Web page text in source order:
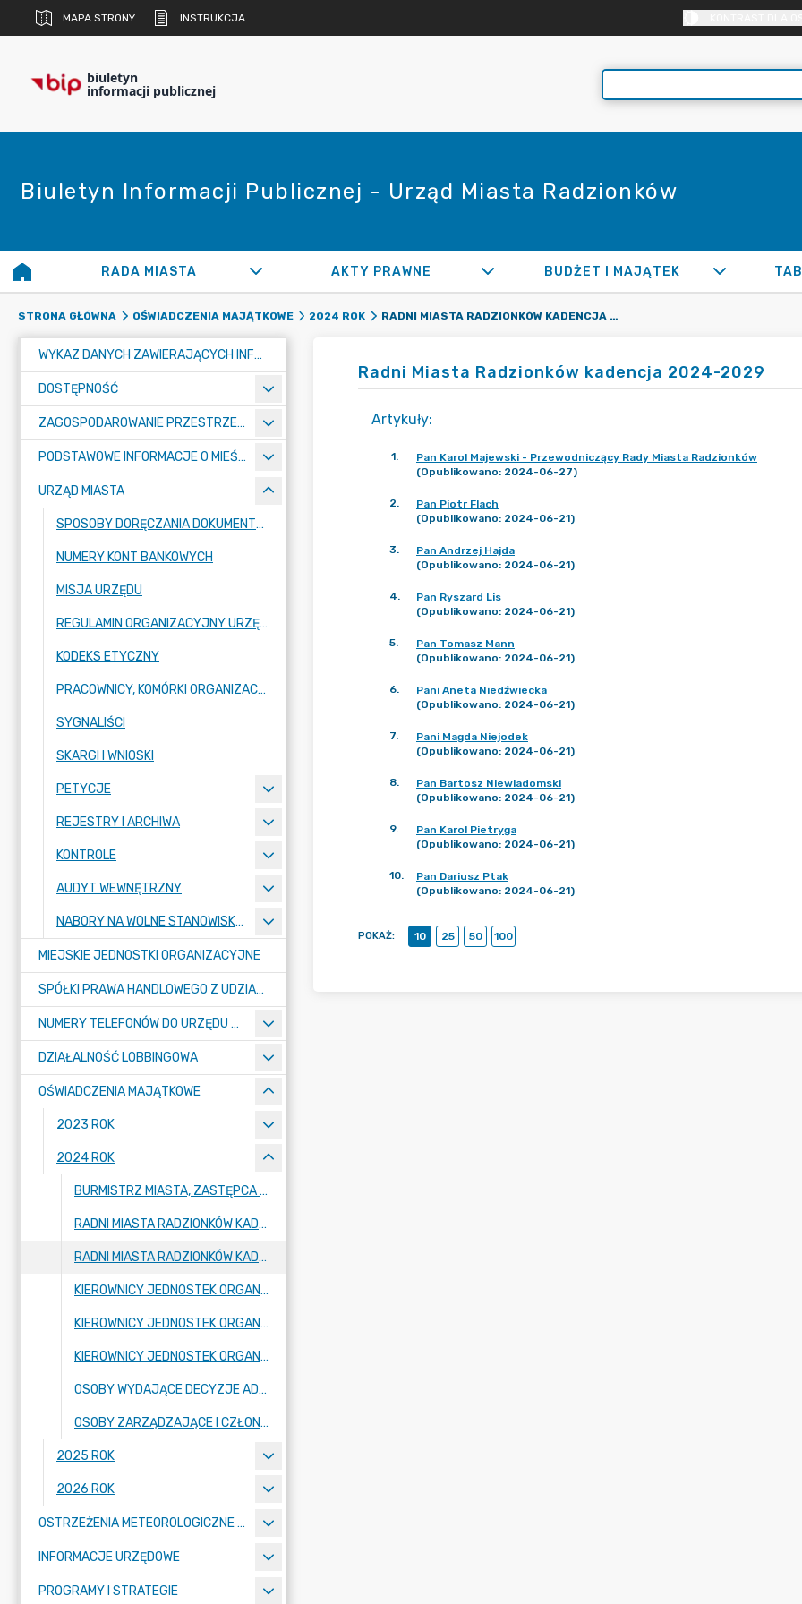
MAPA STRONY INSTRUKCJA
biuletyn
informacji publicznej
Biuletyn Informacji Publicznej - Urząd Miasta Radzionków
RADA MIASTA AKTY PRAWNE BUDŻET I MAJĄTEK
STRONA GŁÓWNA OŚWIADCZENIA MAJĄTKOWE 2024 ROK RADNI MIASTA RADZIONKÓW KADENCJA 2024-2029
WYKAZ DANYCH ZAWIERAJĄCYCH INFORMACJE O ŚRODOWISKU I JEGO OCHRONIE
DOSTĘPNOŚĆ
ZAGOSPODAROWANIE PRZESTRZENNE
PODSTAWOWE INFORMACJE O MIEŚCIE
URZĄD MIASTA
SPOSOBY DORĘCZANIA DOKUMENTÓW DO URZĘDU MIASTA RADZIONKÓW
NUMERY KONT BANKOWYCH
MISJA URZĘDU
REGULAMIN ORGANIZACYJNY URZĘDU
KODEKS ETYCZNY
PRACOWNICY, KOMÓRKI ORGANIZACYJNE URZĘDU
SYGNALIŚCI
SKARGI I WNIOSKI
PETYCJE
REJESTRY I ARCHIWA
KONTROLE
AUDYT WEWNĘTRZNY
NABORY NA WOLNE STANOWISKA PRACY
MIEJSKIE JEDNOSTKI ORGANIZACYJNE
SPÓŁKI PRAWA HANDLOWEGO Z UDZIAŁEM GMINY
NUMERY TELEFONÓW DO URZĘDU MIASTA, MIEJSKICH JEDNOSTEK ORGANIZACYJNYCH ORAZ SPÓŁEK PRAWA HANDLOWEGO Z UDZIAŁEM GMINY
DZIAŁALNOŚĆ LOBBINGOWA
OŚWIADCZENIA MAJĄTKOWE
2023 ROK
2024 ROK
BURMISTRZ MIASTA, ZASTĘPCA BURMISTRZA MIASTA, SEKRETARZ MIASTA, SKARBNIK MIASTA
RADNI MIASTA RADZIONKÓW KADENCJA 2018-2023 (KADENCJA PRZEDŁUŻONA DO 30.04.2024 ROKU)
RADNI MIASTA RADZIONKÓW KADENCJA 2024-2029
KIEROWNICY JEDNOSTEK ORGANIZACYJNYCH - SZKOŁY, PRZEDSZKOLA
KIEROWNICY JEDNOSTEK ORGANIZACYJNYCH GMINY - JEDNOSTKI BUDŻETOWE
KIEROWNICY JEDNOSTEK ORGANIZACYJNYCH - INSTYTUCJE KULTURY
OSOBY WYDAJĄCE DECYZJE ADMINISTRACYJNE W IMIENIU BURMISTRZA MIASTA
OSOBY ZARZĄDZAJĄCE I CZŁONKOWIE ORGANÓW ZARZĄDZAJĄCYCH GMINNYMI OSOBAMI PRAWNYMI
2025 ROK
2026 ROK
OSTRZEŻENIA METEOROLOGICZNE O ZŁYM STANIE POWIETRZA I INNE
INFORMACJE URZĘDOWE
PROGRAMY I STRATEGIE
Radni Miasta Radzionków kadencja 2024-2029
Artykuły:
1.
Pan Karol Majewski - Przewodniczący Rady Miasta Radzionków
(Opublikowano: 2024-06-27)
2.
Pan Piotr Flach
(Opublikowano: 2024-06-21)
3.
Pan Andrzej Hajda
(Opublikowano: 2024-06-21)
4.
Pan Ryszard Lis
(Opublikowano: 2024-06-21)
5.
Pan Tomasz Mann
(Opublikowano: 2024-06-21)
6.
Pani Aneta Niedźwiecka
(Opublikowano: 2024-06-21)
7.
Pani Magda Niejodek
(Opublikowano: 2024-06-21)
8.
Pan Bartosz Niewiadomski
(Opublikowano: 2024-06-21)
9.
Pan Karol Pietryga
(Opublikowano: 2024-06-21)
10.
Pan Dariusz Ptak
(Opublikowano: 2024-06-21)
POKAŻ: 10 25 50 100